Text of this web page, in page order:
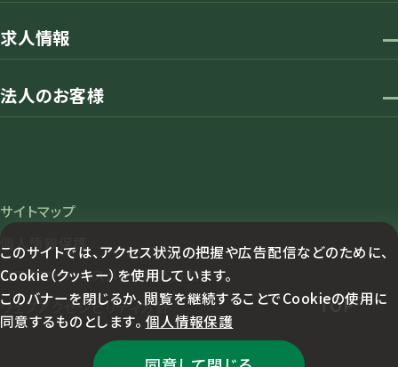
このサイトでは、アクセス状況の把握や広告配信などのために、
Cookie（クッキー）を使用しています。
このバナーを閉じるか、閲覧を継続することでCookieの使用に
同意するものとします。 個人情報保護
求人情報
法人のお客様
サイトマップ
個人情報保護
カスタマーハラスメント対応方針
ウェブアクセシビリティ方針
TOP